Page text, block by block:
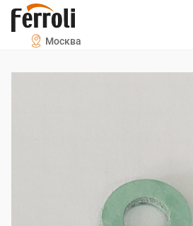
Москва